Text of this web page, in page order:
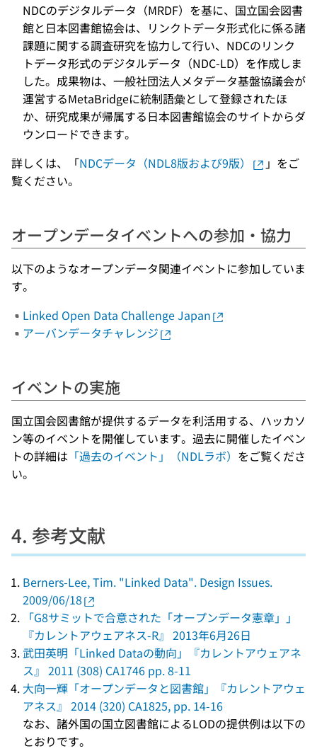
NDCのデジタルデータ（MRDF）を基に、国立国会図書
館と日本図書館協会は、リンクトデータ形式化に係る諸
課題に関する調査研究を協力して行い、NDCのリンク
トデータ形式のデジタルデータ（NDC-LD）を作成しま
した。成果物は、一般社団法人メタデータ基盤協議会が
運営するMetaBridgeに統制語彙として登録されたほ
か、研究成果が帰属する日本図書館協会のサイトからダ
ウンロードできます。
詳しくは、「NDCデータ（NDL8版および9版）
」をご
覧ください。
オープンデータイベントへの参加・協力
以下のようなオープンデータ関連イベントに参加していま
す。
Linked Open Data Challenge Japan
アーバンデータチャレンジ
イベントの実施
国立国会図書館が提供するデータを利活用する、ハッカソ
ン等のイベントを開催しています。過去に開催したイベン
トの詳細は 「過去のイベント」（NDLラボ） をご覧くださ
い。
4. 参考文献
Berners-Lee, Tim. "Linked Data". Design Issues.
2009/06/18
「G8サミットで合意された「オープンデータ憲章」」
『カレントアウェアネス-R』 2013年6月26日
武田英明「Linked Dataの動向」『カレントアウェアネ
ス』 2011 (308) CA1746 pp. 8-11
大向一輝「オープンデータと図書館」『カレントアウェ
アネス』 2014 (320) CA1825, pp. 14-16
なお、諸外国の国立図書館によるLODの提供例は以下の
とおりです。